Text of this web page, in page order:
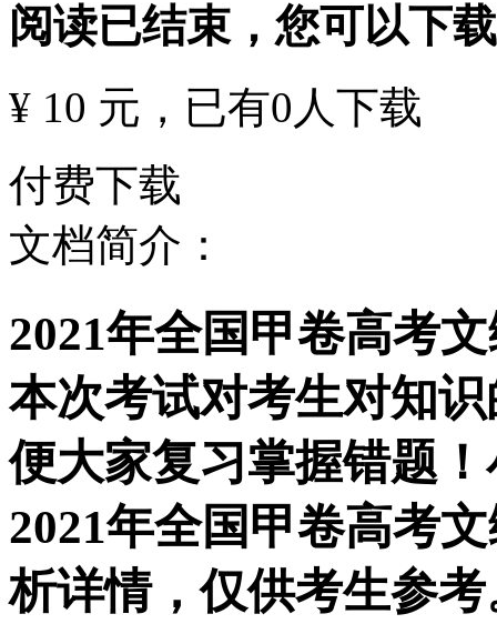
阅读已结束，您可以下
¥ 10 元 ，已有0 人下载
付费下载
文档简介：
2021年全国甲卷高考
本次考试对考生对知
便大家复习掌握错题
2021年全国甲卷高考
析详情，仅供考生参考